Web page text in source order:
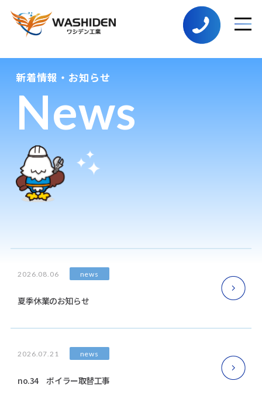
新着情報・お知らせ
News
2026.08.06 news
夏季休業のお知らせ
2026.07.21 news
no.34 ボイラー取替工事